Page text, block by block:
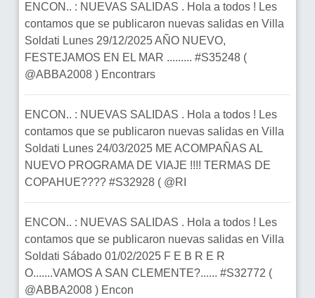
ENCON.. : NUEVAS SALIDAS . Hola a todos ! Les
contamos que se publicaron nuevas salidas en Villa
Soldati Lunes 29/12/2025 AÑO NUEVO,
FESTEJAMOS EN EL MAR ......... #S35248 (
@ABBA2008 ) Encontrars
ENCON.. : NUEVAS SALIDAS . Hola a todos ! Les
contamos que se publicaron nuevas salidas en Villa
Soldati Lunes 24/03/2025 ME ACOMPAÑAS AL
NUEVO PROGRAMA DE VIAJE !!!! TERMAS DE
COPAHUE???? #S32928 ( @RI
ENCON.. : NUEVAS SALIDAS . Hola a todos ! Les
contamos que se publicaron nuevas salidas en Villa
Soldati Sábado 01/02/2025 F E B R E R
O.......VAMOS A SAN CLEMENTE?...... #S32772 (
@ABBA2008 ) Encon